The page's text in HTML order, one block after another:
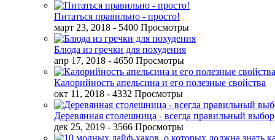
Питаться правильно - просто!
март 23, 2018 - 5400 Просмотры
Блюда из гречки для похудения
апр 17, 2018 - 4650 Просмотры
Калорийность апельсина и его полезные свойства
окт 11, 2018 - 4332 Просмотры
Деревянная столешница - всегда правильный выбор
дек 25, 2019 - 3566 Просмотры